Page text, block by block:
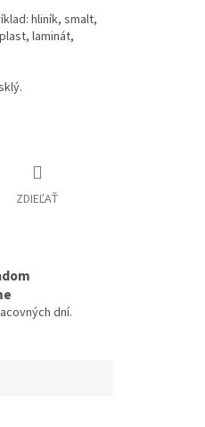
hliník, smalt,
laminát,
ZDIEĽAŤ
dní.